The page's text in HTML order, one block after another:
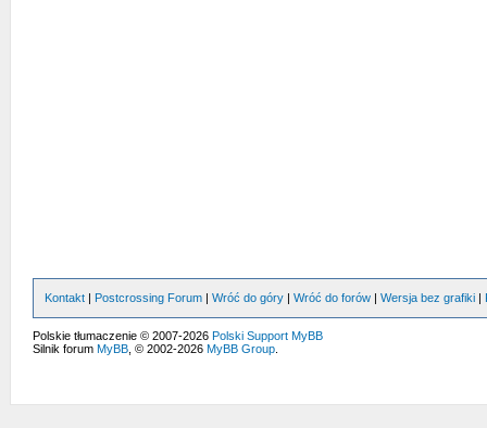
Kontakt Postcrossing Forum Wróć do góry Wróć do forów Wersja bez grafiki
Polskie tłumaczenie © 2007-2026 Polski Support MyBB
Silnik forum MyBB, © 2002-2026 MyBB Group.